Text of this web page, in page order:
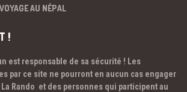
AU NÉPAL
!
est responsable de sa sécurité ! Les
par ce site ne pourront en aucun cas engager
Rando et des personnes qui participent au